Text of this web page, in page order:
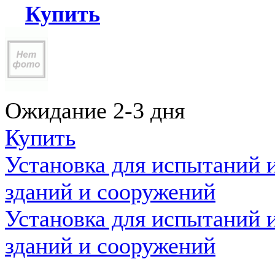
Купить
Ожидание 2-3 дня
Купить
Установка для испытаний
зданий и сооружений
Установка для испытаний
зданий и сооружений